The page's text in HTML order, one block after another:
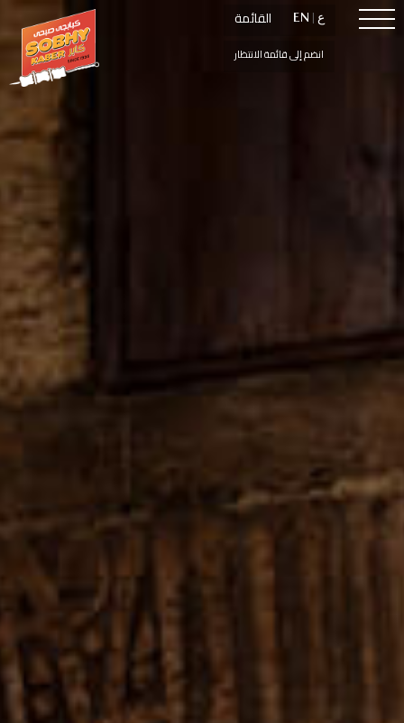
انضم إلى قائمة الانتظار
القائمة EN | ع
انضم إلى قائمة الانتظار
القائمة EN | ع